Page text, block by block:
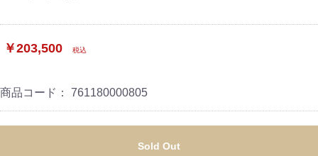
￥203,500 税込
商品コード： 761180000805
Sold Out